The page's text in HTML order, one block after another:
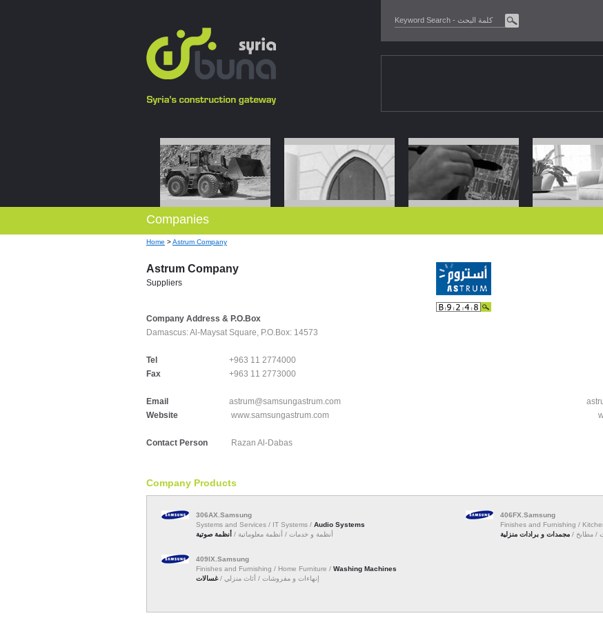
Companies
Home >Astrum Company
Astrum Company
Suppliers
Company Address & P.O.Box
Damascus:Al-Maysat Square, P.O.Box: 14573
Tel
+963 11 2774000
Fax
+963 11 2773000
Email
astrum@samsungastrum.com
Website
www.samsungastrum.com
Contact Person Razan Al-Dabas
Company Products
306AX.Samsung
Systems and Services / IT Systems / Audio Systems
أنظمة و خدمات / أنظمة معلوماتية / أنظمة صوتية
406FX.Samsung
Finishes and Furnishing /
/ مطابخ / مجمدات و برادات منزلية
409IX.Samsung
Finishes and Furnishing / Home Furniture / Washing Machines
إنهاءات و مفروشات / أثاث منزلي /غسالات